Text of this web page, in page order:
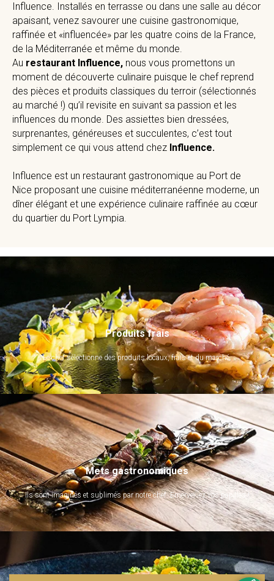
Influence. Installés en terrasse ou dans une salle au décor
apaisant, venez savourer une cuisine gastronomique,
raffinée et «influencée» par les quatre coins de la France,
de la Méditerranée et même du monde.
Au restaurant Influence, nous vous promettons un
moment de découverte culinaire puisque le chef reprend
des pièces et produits classiques du terroir (sélectionnés
au marché !) qu’il revisite en suivant sa passion et les
influences du monde. Des assiettes bien dressées,
surprenantes, généreuses et succulentes, c’est tout
simplement ce qui vous attend chez Influence.
Influence est un restaurant gastronomique au Port de
Nice proposant une cuisine méditerranéenne moderne, un
dîner élégant et une expérience culinaire raffinée au cœur
du quartier du Port Lympia.
Produits frais
Le chef sélectionne des produits locaux, frais et du marché.
Mets gastronomiques
Ils sont imaginés et sublimés par notre chef. Emerveillez vos papilles !